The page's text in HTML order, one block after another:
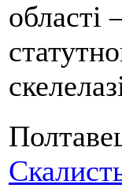
області